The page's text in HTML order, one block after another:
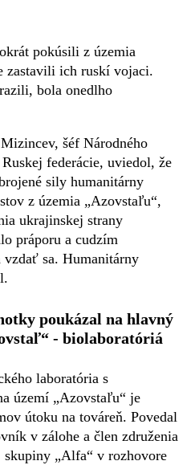
pokúsili z územia
zastavili ich ruskí vojaci.
bola onedlho
šéf Národného
federácie, uviedol, že
sily humanitárny
z územia „Azovstaľu“,
ukrajinskej strany
práporu a cudzím
sa. Humanitárny
poukázal na hlavný
- biolaboratóriá
laboratória s
území „Azovstaľu“ je
útoku na továreň. Povedal
v zálohe a člen združenia
„Alfa“ v rozhovore